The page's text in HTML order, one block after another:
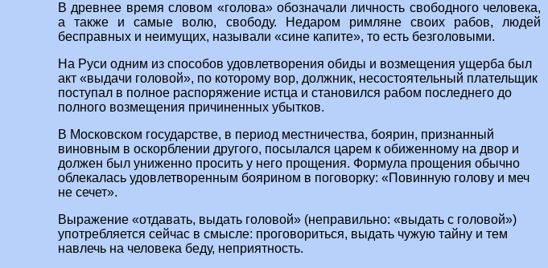
В древнее время словом «голова» обозначали личность свободного человека,
а также и самые волю, свободу. Недаром римляне своих рабов, людей
бесправных и неимущих, называли «сине капите», то есть безголовыми.
На Руси одним из способов удовлетворения обиды и возмещения ущерба был
акт «выдачи головой», по которому вор, должник, несостоятельный плательщик
поступал в полное распоряжение истца и становился рабом последнего до
полного возмещения причиненных убытков.
В Московском государстве, в период местничества, боярин, признанный
виновным в оскорблении другого, посылался царем к обиженному на двор и
должен был униженно просить у него прощения. Формула прощения обычно
облекалась удовлетворенным боярином в поговорку: «Повинную голову и меч
не сечет».
Выражение «отдавать, выдать головой» (неправильно: «выдать с головой»)
употребляется сейчас в смысле: проговориться, выдать чужую тайну и тем
навлечь на человека беду, неприятность.